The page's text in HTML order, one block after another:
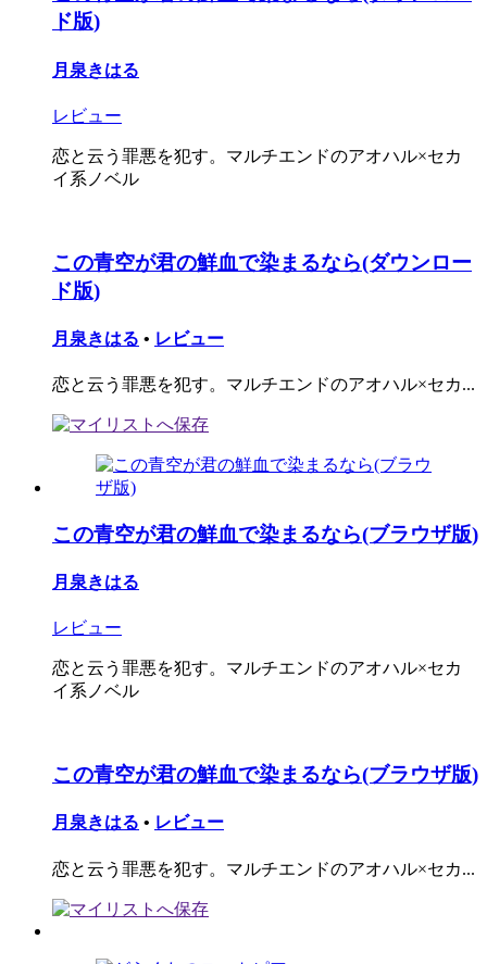
ド版)
月泉きはる
レビュー
恋と云う罪悪を犯す。マルチエンドのアオハル×セカ
イ系ノベル
この青空が君の鮮血で染まるなら(ダウンロー
ド版)
月泉きはる • レビュー
恋と云う罪悪を犯す。マルチエンドのアオハル×セカ...
この青空が君の鮮血で染まるなら(ブラウザ版)
月泉きはる
レビュー
恋と云う罪悪を犯す。マルチエンドのアオハル×セカ
イ系ノベル
この青空が君の鮮血で染まるなら(ブラウザ版)
月泉きはる • レビュー
恋と云う罪悪を犯す。マルチエンドのアオハル×セカ...